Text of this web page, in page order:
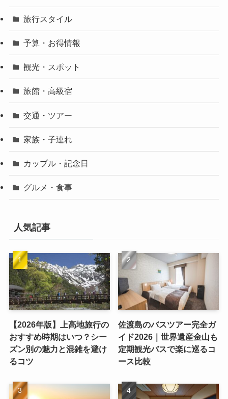
旅行スタイル
予算・お得情報
観光・スポット
旅館・高級宿
交通・ツアー
家族・子連れ
カップル・記念日
グルメ・食事
人気記事
【2026年版】上高地旅行の
おすすめ時期はいつ？シー
ズン別の魅力と混雑を避け
るコツ
佐渡島のバスツアー完全ガ
イド2026｜世界遺産金山も
定期観光バスで楽に巡るコ
ース比較